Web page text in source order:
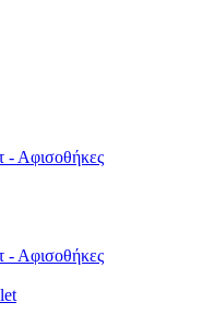
- Αφισοθήκες
- Αφισοθήκες